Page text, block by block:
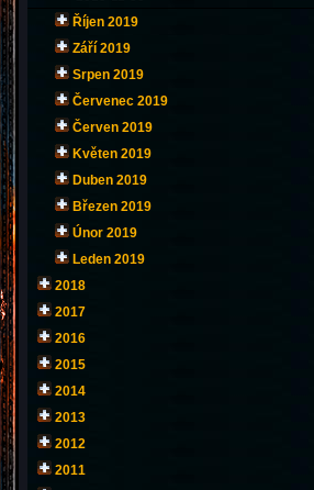
Říjen 2019
Září 2019
Srpen 2019
Červenec 2019
Červen 2019
Květen 2019
Duben 2019
Březen 2019
Únor 2019
Leden 2019
2018
2017
2016
2015
2014
2013
2012
2011